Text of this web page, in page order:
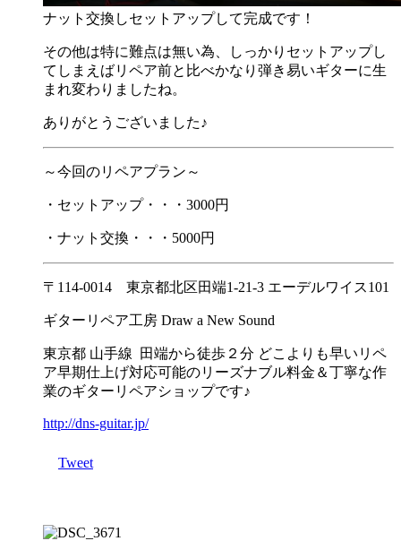
ナット交換しセットアップして完成です！
その他は特に難点は無い為、しっかりセットアップし
てしまえばリペア前と比べかなり弾き易いギターに生
まれ変わりましたね。
ありがとうございました♪
～今回のリペアプラン～
・セットアップ・・・3000円
・ナット交換・・・5000円
〒114-0014 東京都北区田端1-21-3 エーデルワイス101
ギターリペア工房 Draw a New Sound
東京都 山手線 田端から徒歩２分 どこよりも早いリペ
ア早期仕上げ対応可能のリーズナブル料金＆丁寧な作
業のギターリペアショップです♪
http://dns-guitar.jp/
Tweet